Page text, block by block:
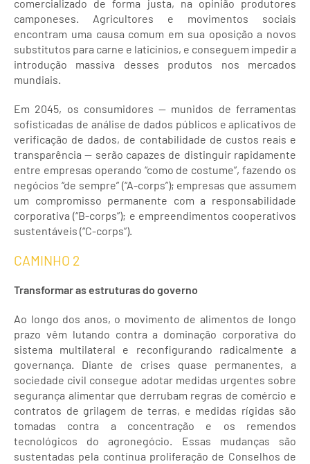
comercializado de forma justa, na opinião produtores
camponeses. Agricultores e movimentos sociais
encontram uma causa comum em sua oposição a novos
substitutos para carne e laticínios, e conseguem impedir a
introdução massiva desses produtos nos mercados
mundiais.
Em 2045, os consumidores — munidos de ferramentas
sofisticadas de análise de dados públicos e aplicativos de
verificação de dados, de contabilidade de custos reais e
transparência — serão capazes de distinguir rapidamente
entre empresas operando “como de costume”, fazendo os
negócios “de sempre” (“A-corps”); empresas que assumem
um compromisso permanente com a responsabilidade
corporativa (“B-corps”); e empreendimentos cooperativos
sustentáveis ​​(“C-corps”).
CAMINHO 2
Transformar as estruturas do governo
Ao longo dos anos, o movimento de alimentos de longo
prazo vêm lutando contra a dominação corporativa do
sistema multilateral e reconfigurando radicalmente a
governança. Diante de crises quase permanentes, a
sociedade civil consegue adotar medidas urgentes sobre
segurança alimentar que derrubam regras de comércio e
contratos de grilagem de terras, e medidas rígidas são
tomadas contra a concentração e os remendos
tecnológicos do agronegócio. Essas mudanças são
sustentadas pela contínua proliferação de Conselhos de